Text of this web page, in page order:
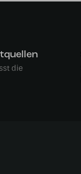
die